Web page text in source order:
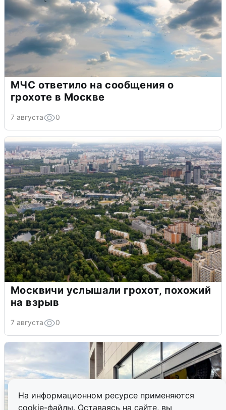
На информационном ресурсе применяются
cookie-файлы. Оставаясь на сайте, вы
МЧС ответило на сообщения о
грохоте в Москве
7 августа 0
Москвичи услышали грохот, похожий
на взрыв
7 августа 0